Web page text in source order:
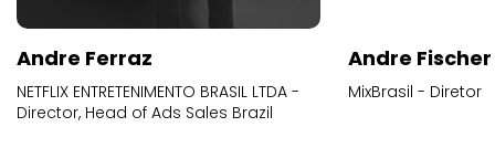
Andre Ferraz
NETFLIX ENTRETENIMENTO BRASIL LTDA -
Director, Head of Ads Sales Brazil
Andre Fischer
MixBrasil - Diretor